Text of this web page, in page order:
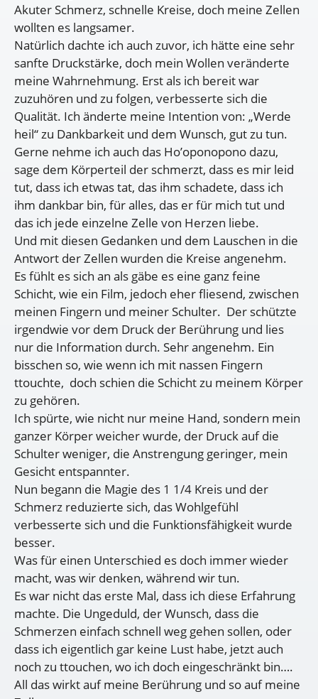
Akuter Schmerz, schnelle Kreise, doch meine Zellen
wollten es langsamer.
Natürlich dachte ich auch zuvor, ich hätte eine sehr
sanfte Druckstärke, doch mein Wollen veränderte
meine Wahrnehmung. Erst als ich bereit war
zuzuhören und zu folgen, verbesserte sich die
Qualität. Ich änderte meine Intention von: „Werde
heil“ zu Dankbarkeit und dem Wunsch, gut zu tun.
Gerne nehme ich auch das Ho’oponopono dazu,
sage dem Körperteil der schmerzt, dass es mir leid
tut, dass ich etwas tat, das ihm schadete, dass ich
ihm dankbar bin, für alles, das er für mich tut und
das ich jede einzelne Zelle von Herzen liebe.
Und mit diesen Gedanken und dem Lauschen in die
Antwort der Zellen wurden die Kreise angenehm.
Es fühlt es sich an als gäbe es eine ganz feine
Schicht, wie ein Film, jedoch eher fliesend, zwischen
meinen Fingern und meiner Schulter. Der schützte
irgendwie vor dem Druck der Berührung und lies
nur die Information durch. Sehr angenehm. Ein
bisschen so, wie wenn ich mit nassen Fingern
ttouchte, doch schien die Schicht zu meinem Körper
zu gehören.
Ich spürte, wie nicht nur meine Hand, sondern mein
ganzer Körper weicher wurde, der Druck auf die
Schulter weniger, die Anstrengung geringer, mein
Gesicht entspannter.
Nun begann die Magie des 1 1/4 Kreis und der
Schmerz reduzierte sich, das Wohlgefühl
verbesserte sich und die Funktionsfähigkeit wurde
besser.
Was für einen Unterschied es doch immer wieder
macht, was wir denken, während wir tun.
Es war nicht das erste Mal, dass ich diese Erfahrung
machte. Die Ungeduld, der Wunsch, dass die
Schmerzen einfach schnell weg gehen sollen, oder
dass ich eigentlich gar keine Lust habe, jetzt auch
noch zu ttouchen, wo ich doch eingeschränkt bin….
All das wirkt auf meine Berührung und so auf meine